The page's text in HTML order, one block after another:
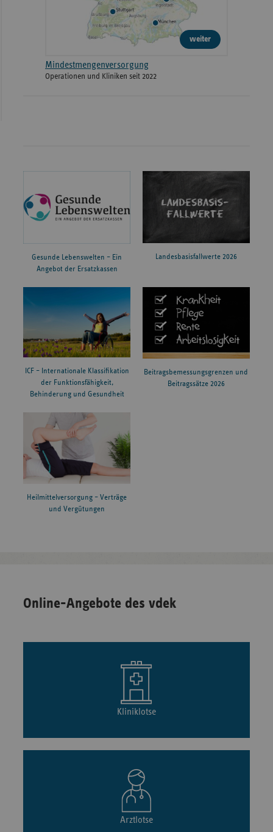
weiter
Mindestmengenversorgung
Operationen und Kliniken seit 2022
Gesunde Lebenswelten – Ein
Angebot der Ersatzkassen
Landesbasisfallwerte 2026
ICF – Internationale Klassifikation
der Funktionsfähigkeit,
Behinderung und Gesundheit
Beitragsbemessungsgrenzen und
Beitragssätze 2026
Heilmittelversorgung – Verträge
und Vergütungen
Online-Angebote des vdek
Kliniklotse
Arztlotse